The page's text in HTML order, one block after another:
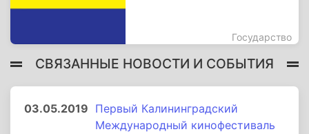
Государство
СВЯЗАННЫЕ НОВОСТИ И СОБЫТИЯ
03.05.2019 Первый Калининградский
Международный кинофестиваль